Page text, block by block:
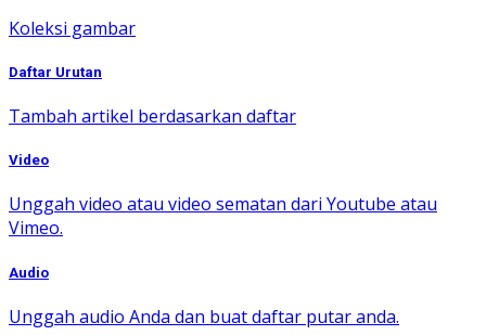
Koleksi gambar
Daftar Urutan
Tambah artikel berdasarkan daftar
Video
Unggah video atau video sematan dari Youtube atau
Vimeo.
Audio
Unggah audio Anda dan buat daftar putar anda.